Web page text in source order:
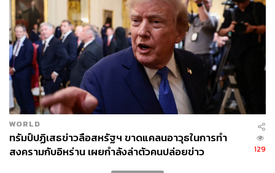
ภาพ: REUTERS/Nathan Howard
WORLD
ทรัมป์ปฏิเสธข่าวลือสหรัฐฯ ขาดแคลนอาวุธในการทำ
สงครามกับอิหร่าน เผยกำลังล่าตัวคนปล่อยข่าว
129